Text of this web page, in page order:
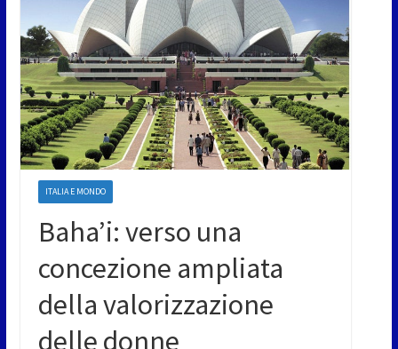
ITALIA E MONDO
Baha’i: verso una
concezione ampliata
della valorizzazione
delle donne